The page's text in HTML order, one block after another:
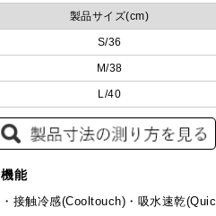
製品サイズ(cm)
S/36
M/38
L/40
機能
・接触冷感(Cooltouch)・吸水速乾